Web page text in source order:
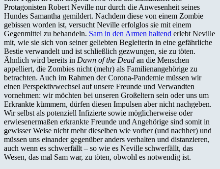
Protagonisten Robert Neville nur durch die Anwesenheit seines
Hundes Samantha gemildert. Nachdem diese von einem Zombie
gebissen worden ist, versucht Neville erfolglos sie mit einem
Gegenmittel zu behandeln. Sam in den Armen haltend erlebt Neville
mit, wie sie sich von seiner geliebten Begleiterin in eine gefährliche
Bestie verwandelt und ist schließlich gezwungen, sie zu töten.
Ähnlich wird bereits in Dawn of the Dead an die Menschen
appelliert, die Zombies nicht (mehr) als Familienangehörige zu
betrachten. Auch im Rahmen der Corona-Pandemie müssen wir
einen Perspektivwechsel auf unsere Freunde und Verwandten
vornehmen: wir möchten bei unseren Großeltern sein oder uns um
Erkrankte kümmern, dürfen diesen Impulsen aber nicht nachgeben.
Wir selbst als potenziell Infizierte sowie möglicherweise oder
erwiesenermaßen erkrankte Freunde und Angehörige sind somit in
gewisser Weise nicht mehr dieselben wie vorher (und nachher) und
müssen uns einander gegenüber anders verhalten und distanzieren,
auch wenn es schwerfällt – so wie es Neville schwerfällt, das
Wesen, das mal Sam war, zu töten, obwohl es notwendig ist.